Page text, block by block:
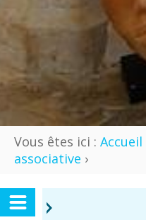
Vous êtes ici : Accueil
associative ›
›